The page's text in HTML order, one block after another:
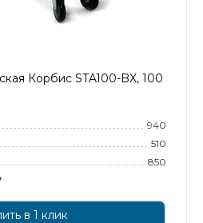
Корбис STA100-BX, 100
940
510
850
в 1 клик